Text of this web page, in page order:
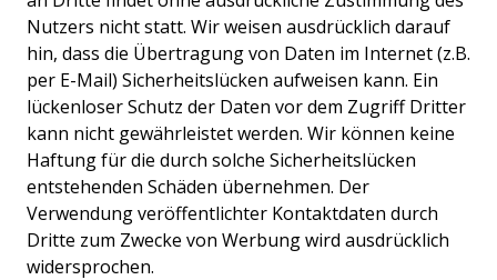
Nutzers nicht statt. Wir weisen ausdrücklich darauf
hin, dass die Übertragung von Daten im Internet (z.B.
per E-Mail) Sicherheitslücken aufweisen kann. Ein
lückenloser Schutz der Daten vor dem Zugriff Dritter
kann nicht gewährleistet werden. Wir können keine
Haftung für die durch solche Sicherheitslücken
entstehenden Schäden übernehmen. Der
Verwendung veröffentlichter Kontaktdaten durch
Dritte zum Zwecke von Werbung wird ausdrücklich
widersprochen.